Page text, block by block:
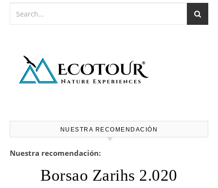
NUESTRA RECOMENDACIÓN
Nuestra recomendación:
Borsao Zarihs 2.020